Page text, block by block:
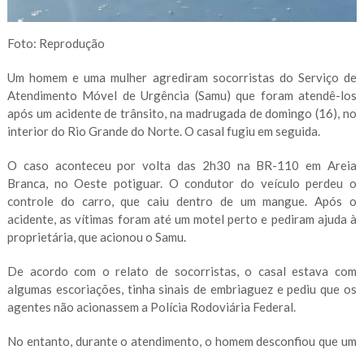
Foto: Reprodução
Um homem e uma mulher agrediram socorristas do Serviço de
Atendimento Móvel de Urgência (Samu) que foram atendê-los
após um acidente de trânsito, na madrugada de domingo (16), no
interior do Rio Grande do Norte. O casal fugiu em seguida.
O caso aconteceu por volta das 2h30 na BR-110 em Areia
Branca, no Oeste potiguar. O condutor do veículo perdeu o
controle do carro, que caiu dentro de um mangue. Após o
acidente, as vítimas foram até um motel perto e pediram ajuda à
proprietária, que acionou o Samu.
De acordo com o relato de socorristas, o casal estava com
algumas escoriações, tinha sinais de embriaguez e pediu que os
agentes não acionassem a Polícia Rodoviária Federal.
No entanto, durante o atendimento, o homem desconfiou que um